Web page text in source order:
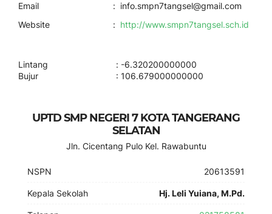
Email
: info.smpn7tangsel@gmail.com
Website
: http://www.smpn7tangsel.sch.id
Lintang : -6.320200000000
Bujur : 106.679000000000
UPTD SMP NEGERI 7 KOTA TANGERANG
SELATAN
Jln. Cicentang Pulo Kel. Rawabuntu
NSPN 20613591
Kepala Sekolah Hj. Leli Yuiana, M.Pd.